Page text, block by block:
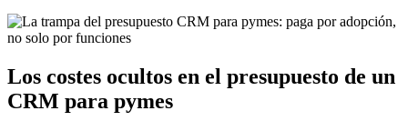
Los costes ocultos en el presupuesto de un
CRM para pymes